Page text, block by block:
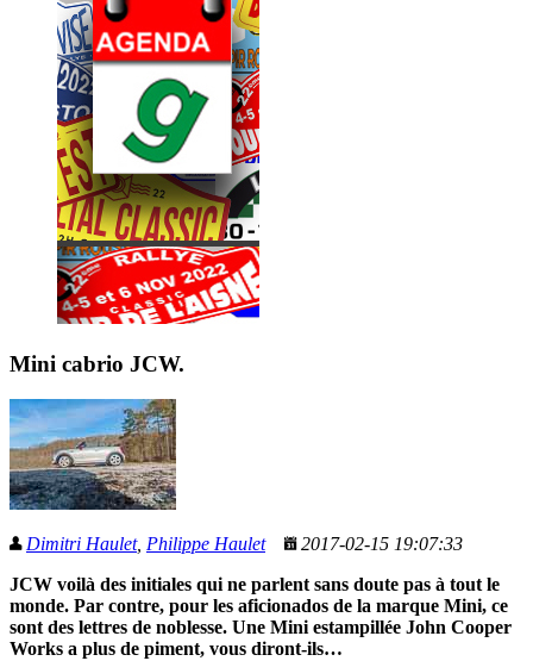
Mini cabrio JCW.
Dimitri Haulet, Philippe Haulet
2017-02-15 19:07:33
JCW voilà des initiales qui ne parlent sans doute pas à tout le
monde. Par contre, pour les aficionados de la marque Mini, ce
sont des lettres de noblesse. Une Mini estampillée John Cooper
Works a plus de piment, vous diront-ils…